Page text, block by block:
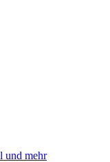
und mehr